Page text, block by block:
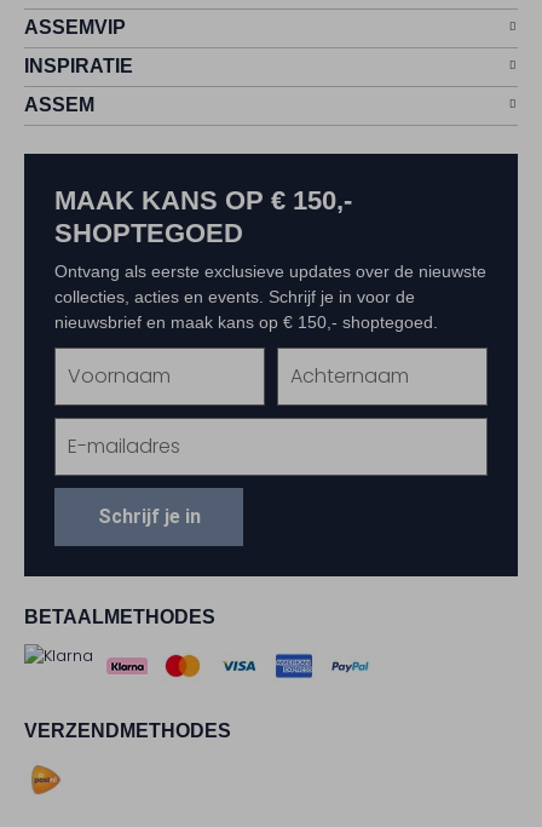
ASSEMVIP
INSPIRATIE
ASSEM
BETAALMETHODES
VERZENDMETHODES
MAAK KANS OP € 150,-
SHOPTEGOED
Ontvang als eerste exclusieve updates over de nieuwste
collecties, acties en events. Schrijf je in voor de
nieuwsbrief en maak kans op € 150,- shoptegoed.
Schrijf je in